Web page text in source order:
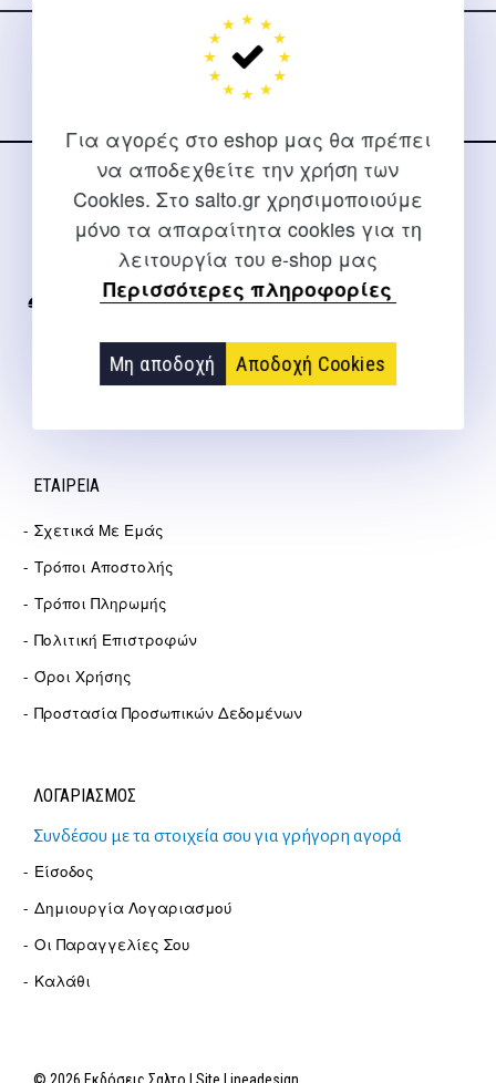
Για αγορές στο eshop μας θα πρέπει
να αποδεχθείτε την χρήση των
Cookies. Στο salto.gr χρησιμοποιούμε
μόνο τα απαραίτητα cookies για τη
λειτουργία του e-shop μας
Περισσότερες πληροφορίες
Μη αποδοχή Αποδοχή Cookies
στα social media
ΕΠΙΚΟΙΝΩΝΊΑ
Για διευκρινίσεις και υποστήριξη παραγγελιών μέσω του
2310 267108
info@salto.gr
ΕΤΑΙΡΕΊΑ
Σχετικά Με Εμάς
Τρόποι Αποστολής
Τρόποι Πληρωμής
Πολιτική Επιστροφών
Όροι Χρήσης
Προστασία Προσωπικών Δεδομένων
ΛΟΓΑΡΙΑΣΜΟΣ
Συνδέσου με τα στοιχεία σου για γρήγορη αγορά
Είσοδος
Δημιουργία Λογαριασμού
Οι Παραγγελίες Σου
Καλάθι